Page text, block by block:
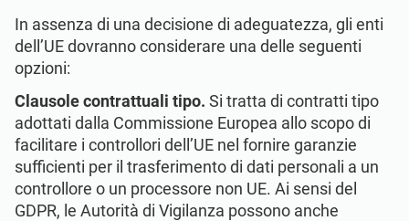
In assenza di una decisione di adeguatezza, gli enti
dell’UE dovranno considerare una delle seguenti
opzioni:
Clausole contrattuali tipo. Si tratta di contratti tipo
adottati dalla Commissione Europea allo scopo di
facilitare i controllori dell’UE nel fornire garanzie
sufficienti per il trasferimento di dati personali a un
controllore o un processore non UE. Ai sensi del
GDPR, le Autorità di Vigilanza possono anche